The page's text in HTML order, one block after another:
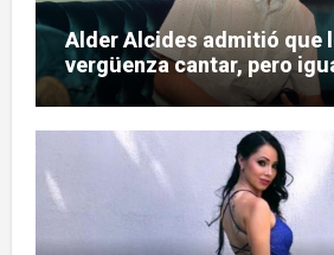
Alder Alcides admitió que
vergüenza cantar, pero
a Soda Stereo